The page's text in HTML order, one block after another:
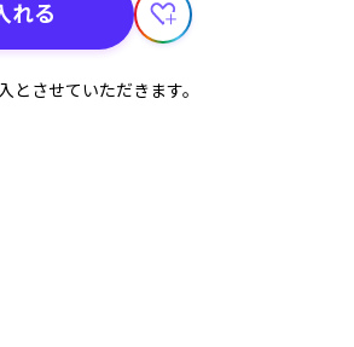
れる
とさせていただきます。